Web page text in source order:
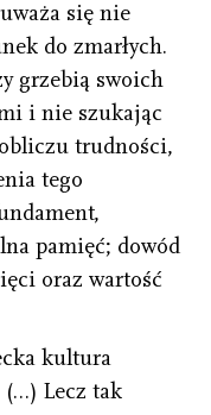
się nie
do zmarłych.
grzebią swoich
i nie szukając
trudności,
tego
pamięć; dowód
oraz wartość
kultura
(…) Lecz tak